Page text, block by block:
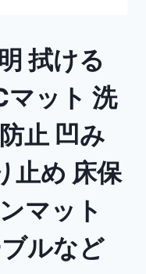
拭ける
ット 洗
止 凹み
止め 床保
マット
ルなど